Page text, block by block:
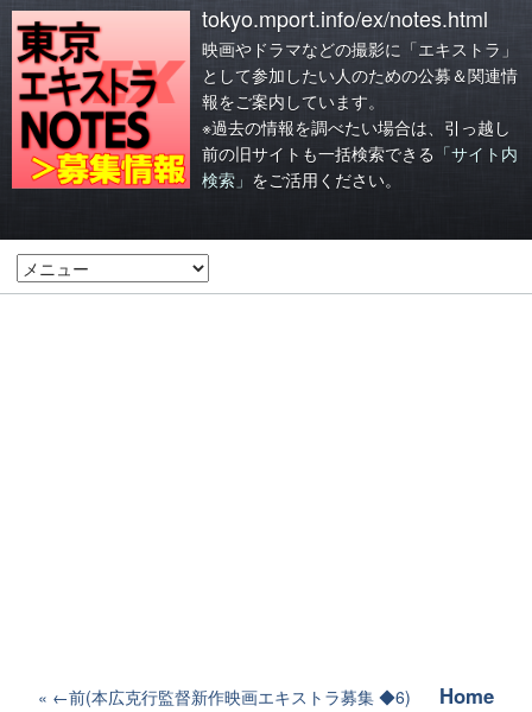
tokyo.mport.info/ex/notes.html
映画やドラマなどの撮影に「エキストラ」
として参加したい人のための公募＆関連情
報をご案内しています。
※過去の情報を調べたい場合は、引っ越し
前の旧サイトも一括検索できる 「サイト内
検索」 をご活用ください。
←前(本広克行監督新作映画エキストラ募集 ◆6) Home